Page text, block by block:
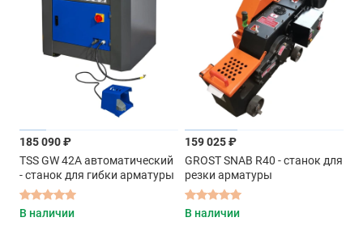
185 090 ₽
TSS GW 42A автоматический
- станок для гибки арматуры
В наличии
159 025 ₽
GROST SNAB R40 - станок для
резки арматуры
В наличии